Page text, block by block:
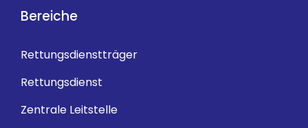
Bereiche
Rettungsdienstträger
Rettungsdienst
Zentrale Leitstelle